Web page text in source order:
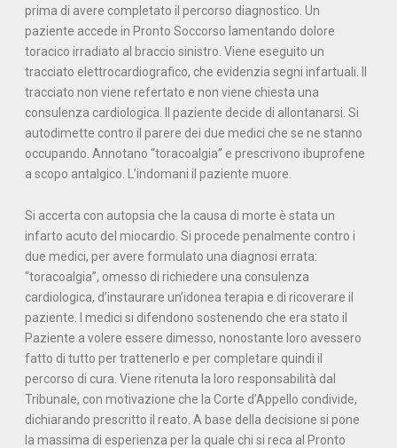
prima di avere completato il percorso diagnostico. Un
paziente accede in Pronto Soccorso lamentando dolore
toracico irradiato al braccio sinistro. Viene eseguito un
tracciato elettrocardiografico, che evidenzia segni infartuali. Il
tracciato non viene refertato e non viene chiesta una
consulenza cardiologica. Il paziente decide di allontanarsi. Si
autodimette contro il parere dei due medici che se ne stanno
occupando. Annotano “toracoalgia” e prescrivono ibuprofene
a scopo antalgico. L’indomani il paziente muore.
Si accerta con autopsia che la causa di morte è stata un
infarto acuto del miocardio. Si procede penalmente contro i
due medici, per avere formulato una diagnosi errata:
“toracoalgia”, omesso di richiedere una consulenza
cardiologica, d’instaurare un’idonea terapia e di ricoverare il
paziente. I medici si difendono sostenendo che era stato il
Paziente a volere essere dimesso, nonostante loro avessero
fatto di tutto per trattenerlo e per completare quindi il
percorso di cura. Viene ritenuta la loro responsabilità dal
Tribunale, con motivazione che la Corte d’Appello condivide,
dichiarando prescritto il reato. A base della decisione si pone
la massima di esperienza per la quale chi si reca al Pronto